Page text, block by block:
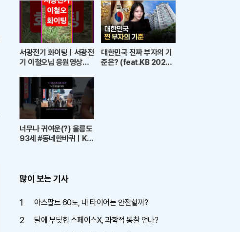
뉴스]
서광전기 화이팅ㅣ서광전
기 이철오님 응원영상｜
좋은 기운
대한민국 진짜 부자의 기
준은? (feat.KB 2025
너무나 귀여운(?) 울릉도
93세 #동네한바퀴ㅣKB
많이 보는 기사
1 아스팔트 60도, 내 타이어는 안전할까?
2 달에 부딪힌 스페이스X, 과학적 통찰 얻나?